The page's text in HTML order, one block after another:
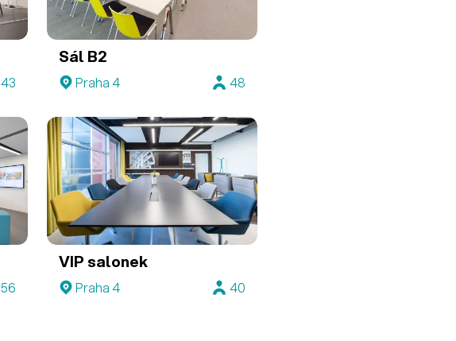
43
Sál B2
Praha 4 48
56
VIP salonek
Praha 4 40